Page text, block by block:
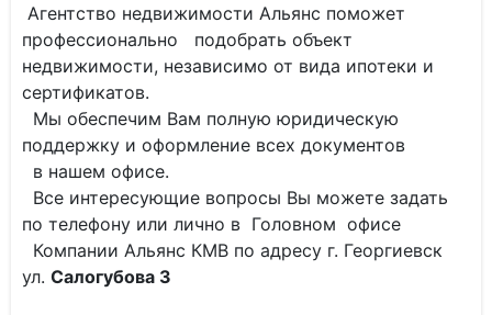
Агентство недвижимости Альянс поможет
профессионально подобрать объект
недвижимости, независимо от вида ипотеки и
сертификатов.
Мы обеспечим Вам полную юридическую
поддержку и оформление всех документов
в нашем офисе.
Все интересующие вопросы Вы можете задать
по телефону или лично в Головном офисе
Компании Альянс КМВ по адресу г. Георгиевск
ул. Салогубова 3